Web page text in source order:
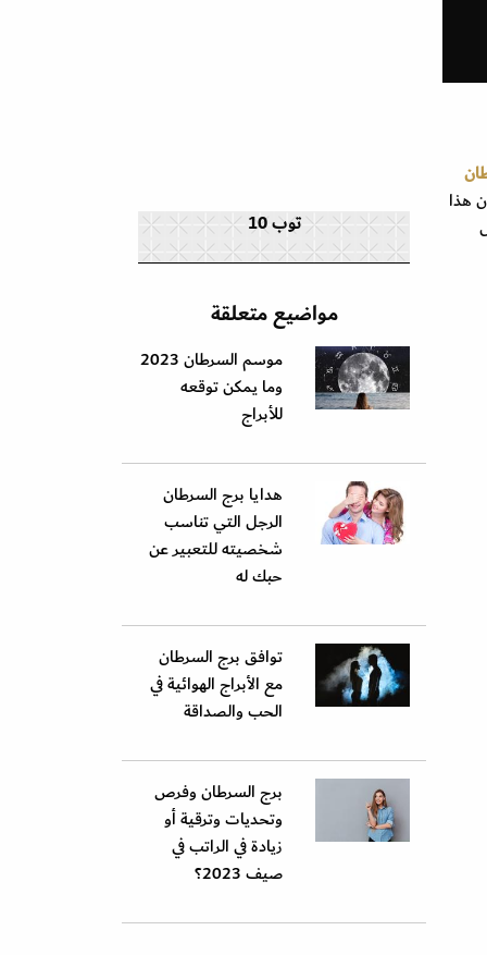
هذا
توب 10
مواضيع متعلقة
موسم السرطان 2023
وما يمكن توقعه
للأبراج
هدايا برج السرطان
الرجل التي تناسب
شخصيته للتعبير عن
حبك له
توافق برج السرطان
مع الأبراج الهوائية في
الحب والصداقة
برج السرطان وفرص
وتحديات وترقية أو
زيادة في الراتب في
صيف 2023؟